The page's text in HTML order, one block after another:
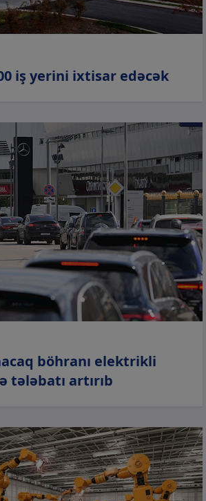
iş yerini ixtisar edəcək
böhranı elektrikli
tələbatı artırıb